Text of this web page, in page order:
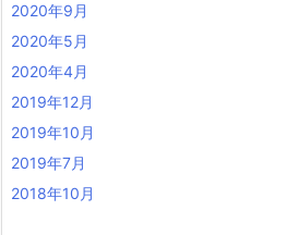
2020年9月
2020年5月
2020年4月
2019年12月
2019年10月
2019年7月
2018年10月